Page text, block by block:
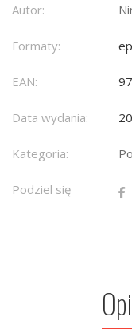
Autor:
Formaty:
EAN:
Data wydania:
Kategoria:
Podziel się